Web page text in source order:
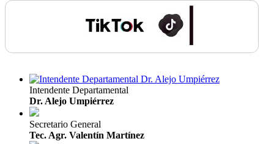
Intendente Departamental
Dr. Alejo Umpiérrez
Secretario General
Tec. Agr. Valentín Martínez